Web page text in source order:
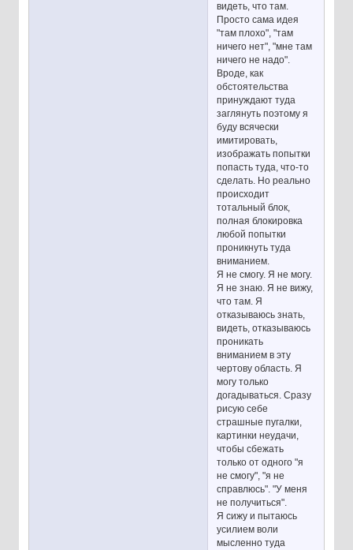
видеть, что там.
Просто сама идея
"там плохо", "там
ничего нет", "мне там
ничего не надо".
Вроде, как
обстоятельства
принуждают туда
заглянуть поэтому я
буду всячески
имитировать,
изображать попытки
попасть туда, что-то
сделать. Но реально
происходит
тотальный блок,
полная блокировка
любой попытки
проникнуть туда
вниманием.
Я не смогу. Я не могу.
Я не знаю. Я не вижу,
что там. Я
отказываюсь знать,
видеть, отказываюсь
проникать
вниманием в эту
чертову область. Я
могу только
догадываться. Сразу
рисую себе
страшные пугалки,
картинки неудачи,
чтобы сбежать
только от одного "я
не смогу", "я не
справлюсь". "У меня
не получиться".
Я сижу и пытаюсь
усилием воли
мысленно туда